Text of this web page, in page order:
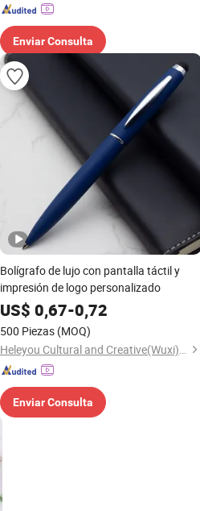
Enviar Consulta
Bolígrafo de lujo con pantalla táctil y
impresión de logo personalizado
US$ 0,67-0,72
500 Piezas (MOQ)
Heleyou Cultural and Creative(Wuxi) Co., Ltd.
Enviar Consulta